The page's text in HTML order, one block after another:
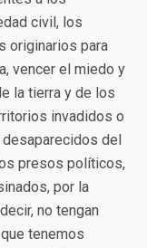
civil, los
originarios para
vencer el miedo y
la tierra y de los
invadidos o
del
presos políticos,
por la
no tengan
tenemos